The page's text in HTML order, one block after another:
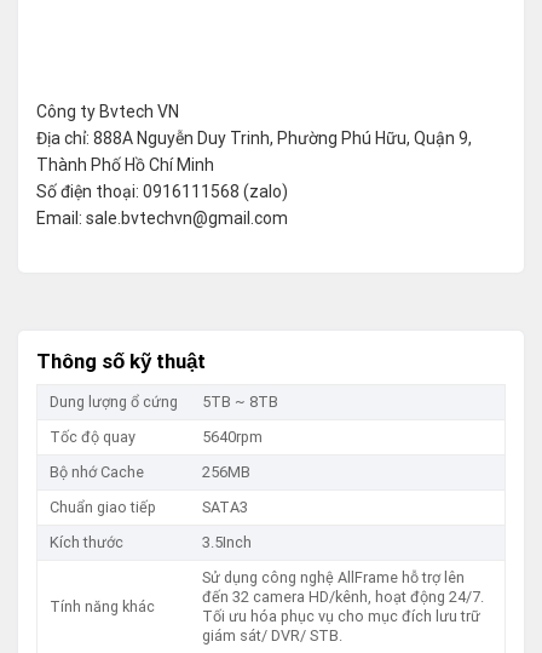
Công ty Bvtech VN
Địa chỉ: 888A Nguyễn Duy Trinh, Phường Phú Hữu, Quận 9,
Thành Phố Hồ Chí Minh
Số điện thoại: 0916111568 (zalo)
Email: sale.bvtechvn@gmail.com
Thông số kỹ thuật
Dung lượng ổ cứng
5TB ~ 8TB
Tốc độ quay
5640rpm
Bộ nhớ Cache
256MB
Chuẩn giao tiếp
SATA3
Kích thước
3.5Inch
Tính năng khác
Sử dụng công nghệ AllFrame hỗ trợ lên
đến 32 camera HD/kênh, hoạt động 24/7.
Tối ưu hóa phục vụ cho mục đích lưu trữ
giám sát/ DVR/ STB.